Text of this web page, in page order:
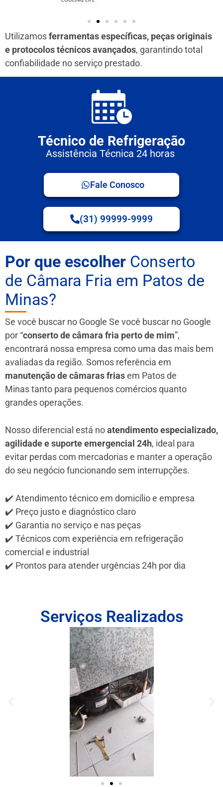
Utilizamosferramentas específicas, peças originais
e protocolos técnicos avançados, garantindo total
confiabilidade no serviço prestado.
Técnico de Refrigeração
Assistência Técnica 24 horas
Fale Conosco
(31) 99999-9999
Por que escolher Conserto
de Câmara Fria em Patos de
Minas?
Se você buscar no Google Se você buscar no Google
por “conserto de câmara fria perto de mim”,
encontrará nossa empresa como uma das mais bem
avaliadas da região. Somos referência em
manutenção de câmaras friasem Patos de
Minastanto para pequenos comércios quanto
grandes operações.
Nosso diferencial está noatendimento especializado,
agilidade e suporte emergencial 24h, ideal para
evitar perdas com mercadorias e manter a operação
do seu negócio funcionando sem interrupções.
✔️ Atendimento técnico em domicílio e empresa
✔️ Preço justo e diagnóstico claro
✔️ Garantia no serviço e nas peças
✔️ Técnicos com experiência em refrigeração
comercial e industrial
✔️ Prontos para atender urgências 24h por dia
Serviços Realizados